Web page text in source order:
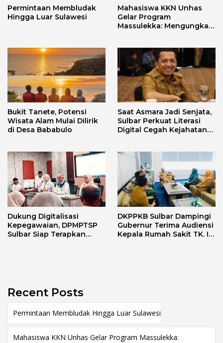
Permintaan Membludak
Hingga Luar Sulawesi
Mahasiswa KKN Unhas
Gelar Program
Massulekka: Mengungkap
Bukit Tanete, Potensi
Wisata Alam Mulai Dilirik
di Desa Bababulo
Saat Asmara Jadi Senjata,
Sulbar Perkuat Literasi
Digital Cegah Kejahatan
Dukung Digitalisasi
Kepegawaian, DPMPTSP
Sulbar Siap Terapkan
DKPPKB Sulbar Dampingi
Gubernur Terima Audiensi
Kepala Rumah Sakit TK. III
Recent Posts
Permintaan Membludak Hingga Luar Sulawesi
Mahasiswa KKN Unhas Gelar Program Massulekka: